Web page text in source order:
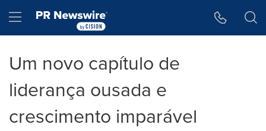
Hamburger menu
Um novo capítulo de
liderança ousada e
crescimento imparável